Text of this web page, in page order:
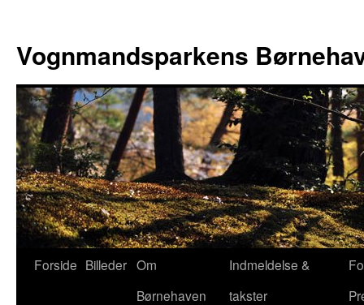
indhold
Vognmandsparkens
Forside Billeder Om
Børnehaven
Indmeldelse &
takster